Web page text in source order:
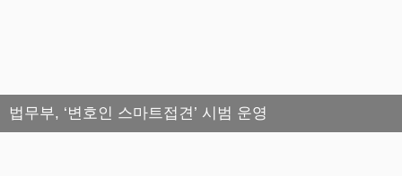
법무부, ‘변호인 스마트접견’ 시범 운영